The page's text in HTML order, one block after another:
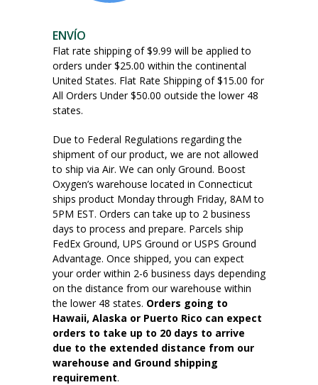
ENVÍO
Flat rate shipping of $9.99 will be applied to
orders under $25.00 within the continental
United States. Flat Rate Shipping of $15.00 for
All Orders Under $50.00 outside the lower 48
states.
Due to Federal Regulations regarding the
shipment of our product, we are not allowed
to ship via Air. We can only Ground. Boost
Oxygen’s warehouse located in Connecticut
ships product Monday through Friday, 8AM to
5PM EST. Orders can take up to 2 business
days to process and prepare. Parcels ship
FedEx Ground, UPS Ground or USPS Ground
Advantage. Once shipped, you can expect
your order within 2-6 business days depending
on the distance from our warehouse within
the lower 48 states. Orders going to
Hawaii, Alaska or Puerto Rico can expect
orders to take up to 20 days to arrive
due to the extended distance from our
warehouse and Ground shipping
requirement.